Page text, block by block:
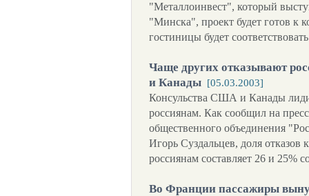
"Металлоинвест", который
"Минска", проект будет готов к
гостиницы будет
Чаще других отказывают
и Канады [05.03.2003]
Консульства США и Канады
россиянам. Как сообщил на
общественного объединения
Игорь Суздальцев, доля отказов
россиянам составляет 26 и 25%
Во Франции пассажиры